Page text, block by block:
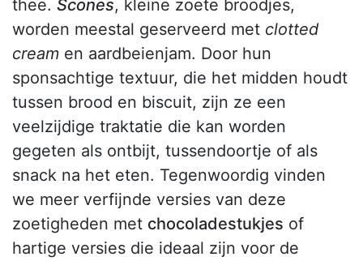
thee. Scones, kleine zoete broodjes,
worden meestal geserveerd met clotted
cream en aardbeienjam. Door hun
sponsachtige textuur, die het midden houdt
tussen brood en biscuit, zijn ze een
veelzijdige traktatie die kan worden
gegeten als ontbijt, tussendoortje of als
snack na het eten. Tegenwoordig vinden
we meer verfijnde versies van deze
zoetigheden met chocoladestukjes of
hartige versies die ideaal zijn voor de